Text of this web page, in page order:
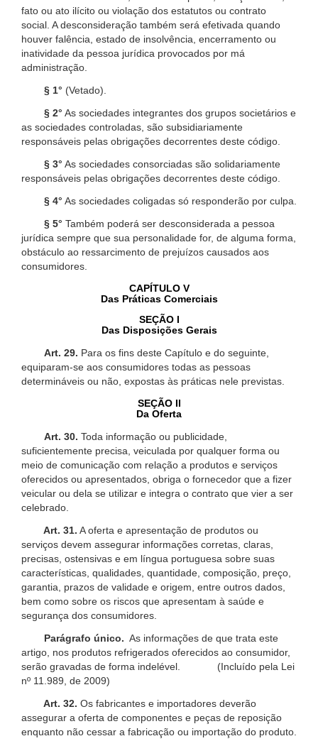
fato ou ato ilícito ou violação dos estatutos ou contrato
social. A desconsideração também será efetivada quando
houver falência, estado de insolvência, encerramento ou
inatividade da pessoa jurídica provocados por má
administração.
§ 1° (Vetado).
§ 2° As sociedades integrantes dos grupos societários e
as sociedades controladas, são subsidiariamente
responsáveis pelas obrigações decorrentes deste código.
§ 3° As sociedades consorciadas são solidariamente
responsáveis pelas obrigações decorrentes deste código.
§ 4° As sociedades coligadas só responderão por culpa.
§ 5° Também poderá ser desconsiderada a pessoa
jurídica sempre que sua personalidade for, de alguma forma,
obstáculo ao ressarcimento de prejuízos causados aos
consumidores.
CAPÍTULO V
Das Práticas Comerciais
SEÇÃO I
Das Disposições Gerais
Art. 29. Para os fins deste Capítulo e do seguinte,
equiparam-se aos consumidores todas as pessoas
determináveis ou não, expostas às práticas nele previstas.
SEÇÃO II
Da Oferta
Art. 30. Toda informação ou publicidade,
suficientemente precisa, veiculada por qualquer forma ou
meio de comunicação com relação a produtos e serviços
oferecidos ou apresentados, obriga o fornecedor que a fizer
veicular ou dela se utilizar e integra o contrato que vier a ser
celebrado.
Art. 31. A oferta e apresentação de produtos ou
serviços devem assegurar informações corretas, claras,
precisas, ostensivas e em língua portuguesa sobre suas
características, qualidades, quantidade, composição, preço,
garantia, prazos de validade e origem, entre outros dados,
bem como sobre os riscos que apresentam à saúde e
segurança dos consumidores.
Parágrafo único. As informações de que trata este
artigo, nos produtos refrigerados oferecidos ao consumidor,
serão gravadas de forma indelével. (Incluído pela Lei
nº 11.989, de 2009)
Art. 32. Os fabricantes e importadores deverão
assegurar a oferta de componentes e peças de reposição
enquanto não cessar a fabricação ou importação do produto.